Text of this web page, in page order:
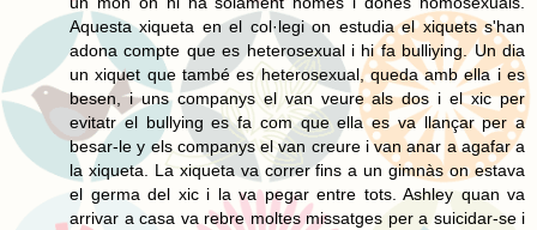
Aquesta xiqueta en el col·legi on estudia el xiquets s'han
adona compte que es heterosexual i hi fa bulliying. Un dia
un xiquet que també es heterosexual, queda amb ella i es
besen, i uns companys el van veure als dos i el xic per
evitatr el bullying es fa com que ella es va llançar per a
besar-le y els companys el van creure i van anar a agafar a
la xiqueta. La xiqueta va correr fins a un gimnàs on estava
el germa del xic i la va pegar entre tots. Ashley quan va
arrivar a casa va rebre moltes missatges per a suicidar-se i